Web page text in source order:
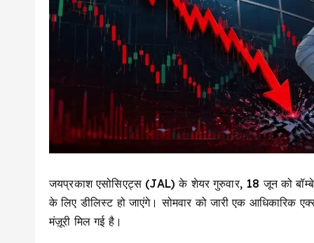
जयप्रकाश एसोसिएट्स (JAL) के शेयर गुरुवार, 18 जून को
के लिए डीलिस्ट हो जाएंगे। सोमवार को जारी एक आधिकारिक
मंज़ूरी मिल गई है।